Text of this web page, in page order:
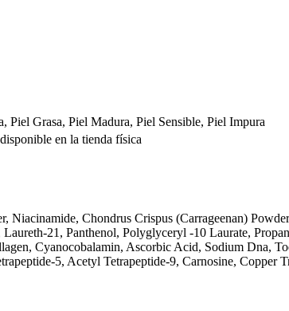
Piel Grasa, Piel Madura, Piel Sensible, Piel Impura
en la tienda física
Chondrus Crispus (Carrageenan)
21, Panthenol, Polyglyceryl -10 Laurate,
Cyanocobalamin, Ascorbic Acid, Sodium Dna,
5, Acetyl Tetrapeptide-9, Carnosine,